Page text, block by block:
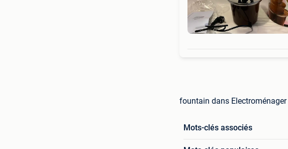
fountain dans Electroménager
Mots-clés associés